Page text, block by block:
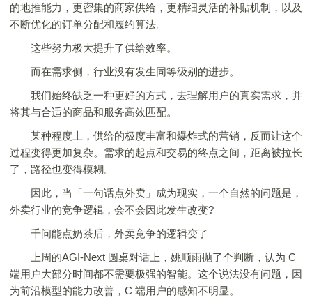
的地推能力，更密集的商家供给，更精细灵活的补贴机制，以及
不断优化的订单分配和履约算法。
这些努力极大提升了供给效率。
而在需求侧，行业没有发生同等级别的进步。
我们始终缺乏一种更好的方式，去理解用户的真实需求，并
将其与合适的商品和服务高效匹配。
某种程度上，供给的极度丰富和爆炸式的营销，反而让这个
过程变得更加复杂。需求的起点和交易的终点之间，距离被拉长
了，路径也变得模糊。
因此，当「一句话点外卖」成为现实，一个自然的问题是，
外卖行业的竞争逻辑，会不会因此发生改变?
千问能点奶茶后，外卖竞争的逻辑变了
上周的AGI-Next 圆桌对话上，姚顺雨抛了个判断，认为 C
端用户大部分时间都不需要极强的智能。这个说法没有问题，因
为前沿模型的能力改善，C 端用户的感知不明显。